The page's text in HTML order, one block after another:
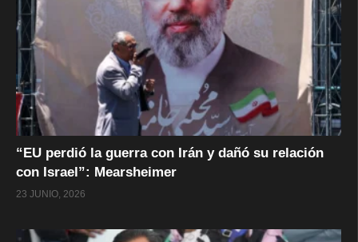
“EU perdió la guerra con Irán y dañó su relación
con Israel”: Mearsheimer
23 JUNIO, 2026